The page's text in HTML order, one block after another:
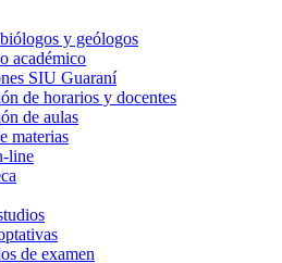
y geólogos
académico
SIU Guaraní
de horarios y docentes
de aulas
materias
line
de examen